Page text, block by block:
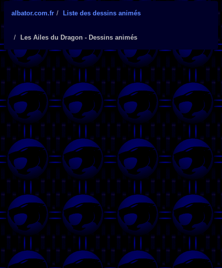
albator.com.fr Liste des dessins animés
Les Ailes du Dragon - Dessins animés